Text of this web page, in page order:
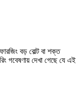
বড় বোল্ট বা শক্ত
গবেষণায় দেখা গেছে যে এই